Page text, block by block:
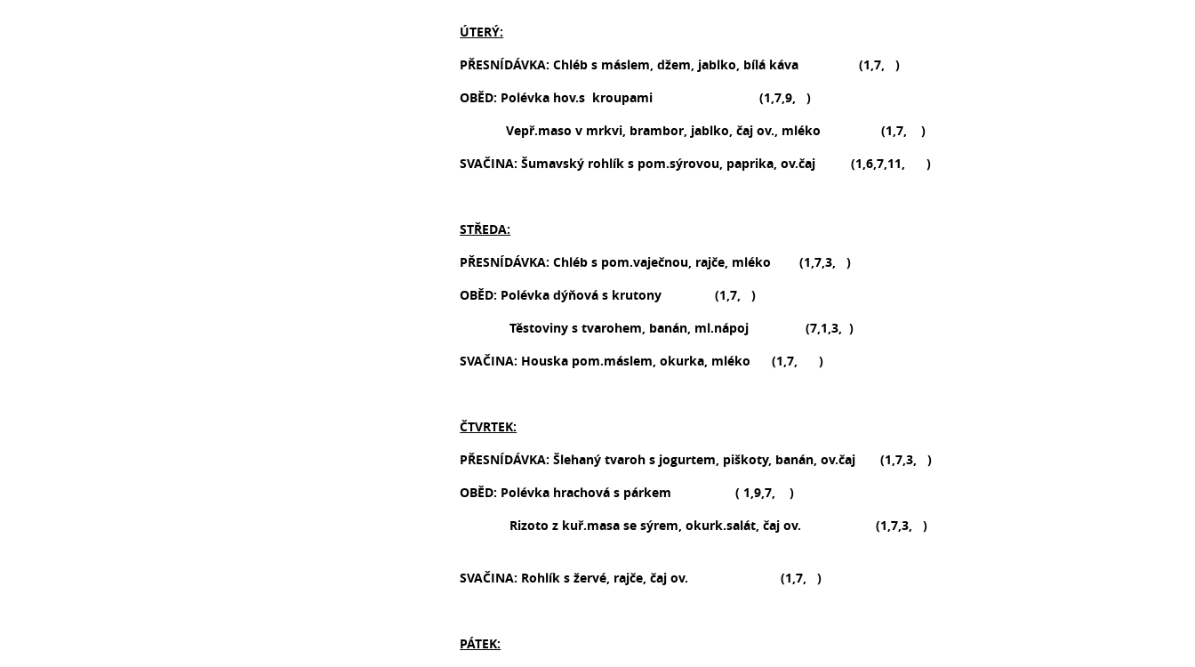
ÚTERÝ:
PŘESNÍDÁVKA: Chléb s máslem, džem, jablko, bílá káva (1,7, )
OBĚD: Polévka hov.s kroupami (1,7,9, )
Vepř.maso v mrkvi, brambor, jablko, čaj ov., mléko (1,7, )
SVAČINA: Šumavský rohlík s pom.sýrovou, paprika, ov.čaj (1,6,7,11, )
STŘEDA:
PŘESNÍDÁVKA: Chléb s pom.vaječnou, rajče, mléko (1,7,3,)
OBĚD: Polévka dýňová s krutony (1,7, )
Těstoviny s tvarohem, banán, ml.nápoj (7,1,3, )
SVAČINA: Houska pom.máslem, okurka, mléko (1,7, )
ČTVRTEK:
PŘESNÍDÁVKA: Šlehaný tvarohs jogurtem, piškoty, banán, ov.čaj (1,7,3, )
OBĚD: Polévka hrachovás párkem ( 1,9,7, )
Rizoto z kuř.masa se sýrem,okurk.salát, čaj ov. (1,7,3, )
SVAČINA: Rohlík s žervé, rajče, čaj ov. (1,7, )
PÁTEK: